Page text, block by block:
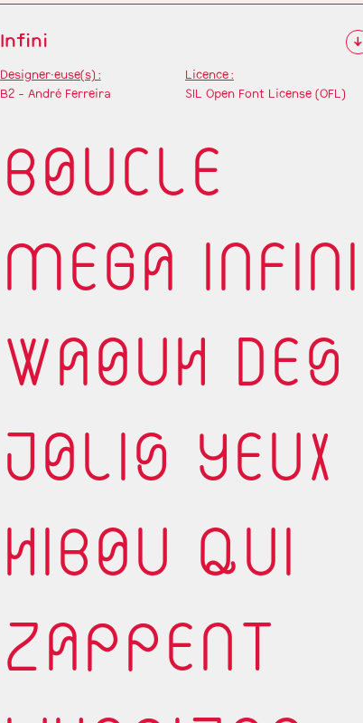
Infini ↓
Designer·euse(s) :
B2 - André Ferreira
Licence :
SIL Open Font License (OFL)
BOUCLE
MEGA INFINI
WAOUH DES
JOLIS YEUX
HIBOU QUI
ZAPPENT